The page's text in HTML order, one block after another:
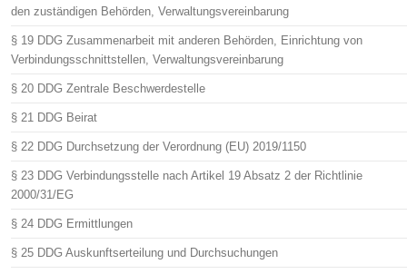
den zuständigen Behörden, Verwaltungsvereinbarung
§ 19 DDG Zusammenarbeit mit anderen Behörden, Einrichtung von
Verbindungsschnittstellen, Verwaltungsvereinbarung
§ 20 DDG Zentrale Beschwerdestelle
§ 21 DDG Beirat
§ 22 DDG Durchsetzung der Verordnung (EU) 2019/1150
§ 23 DDG Verbindungsstelle nach Artikel 19 Absatz 2 der Richtlinie
2000/31/EG
§ 24 DDG Ermittlungen
§ 25 DDG Auskunftserteilung und Durchsuchungen